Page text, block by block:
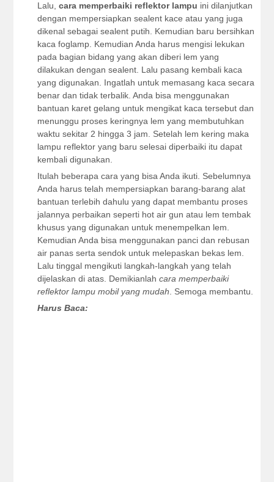
Lalu, cara memperbaiki reflektor lampu ini dilanjutkan
dengan mempersiapkan sealent kace atau yang juga
dikenal sebagai sealent putih. Kemudian baru bersihkan
kaca foglamp. Kemudian Anda harus mengisi lekukan
pada bagian bidang yang akan diberi lem yang
dilakukan dengan sealent. Lalu pasang kembali kaca
yang digunakan. Ingatlah untuk memasang kaca secara
benar dan tidak terbalik. Anda bisa menggunakan
bantuan karet gelang untuk mengikat kaca tersebut dan
menunggu proses keringnya lem yang membutuhkan
waktu sekitar 2 hingga 3 jam. Setelah lem kering maka
lampu reflektor yang baru selesai diperbaiki itu dapat
kembali digunakan.
Itulah beberapa cara yang bisa Anda ikuti. Sebelumnya
Anda harus telah mempersiapkan barang-barang alat
bantuan terlebih dahulu yang dapat membantu proses
jalannya perbaikan seperti hot air gun atau lem tembak
khusus yang digunakan untuk menempelkan lem.
Kemudian Anda bisa menggunakan panci dan rebusan
air panas serta sendok untuk melepaskan bekas lem.
Lalu tinggal mengikuti langkah-langkah yang telah
dijelaskan di atas. Demikianlah cara memperbaiki
reflektor lampu mobil yang mudah . Semoga membantu.
Harus Baca: